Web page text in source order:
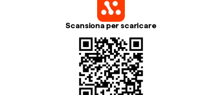
Scansiona per scaricare